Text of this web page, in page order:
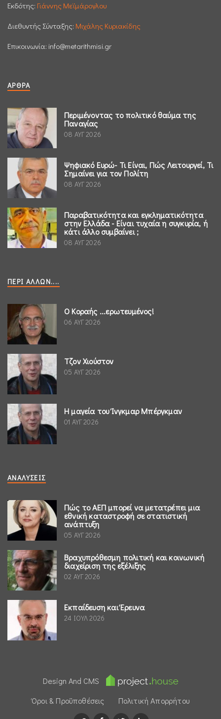
Εκδότης: Γιάννης Μεϊμάρογλου
Διεθυντής Σύνταξης: Μιχάλης Κυριακίδης
Επικοινωνία: info@metarithmisi.gr
ΆΡΘΡΑ
Περιμένοντας το πολιτικό θαύμα της
Παναγίας
08 ΑΥΓ 2026
Ψηφιακό Ευρώ- Τι Είναι, Πώς Λειτουργεί, Τι
Σημαίνει για τον Πολίτη
08 ΑΥΓ 2026
Παραβατικότητα και εγκληματικότητα
στην Ελλάδα - Είναι τυχαία η συγκυρία, ή
κάτι άλλο συμβαίνει ;
08 ΑΥΓ 2026
ΠΕΡΊ ΆΛΛΩΝ....
Ο Κοραής ...ερωτευμένος!
06 ΑΥΓ 2026
Τζον Χιούστον
05 ΑΥΓ 2026
Η μαγεία του Ίνγκμαρ Μπέργκμαν
01 ΑΥΓ 2026
ΑΝΑΛΎΣΕΙΣ
Πώς το ΑΕΠ μπορεί να μετατρέπει μια
εθνική καταστροφή σε στατιστική
ανάπτυξη
05 ΑΥΓ 2026
Βραχυπρόθεσμη πολιτική και κοινωνική
διαχείριση της εξέλιξης
02 ΑΥΓ 2026
Εκπαίδευση και Έρευνα
24 ΙΟΥΛ 2026
Design And CMS
Όροι & Προϋποθέσεις
Πολιτική Απορρήτου